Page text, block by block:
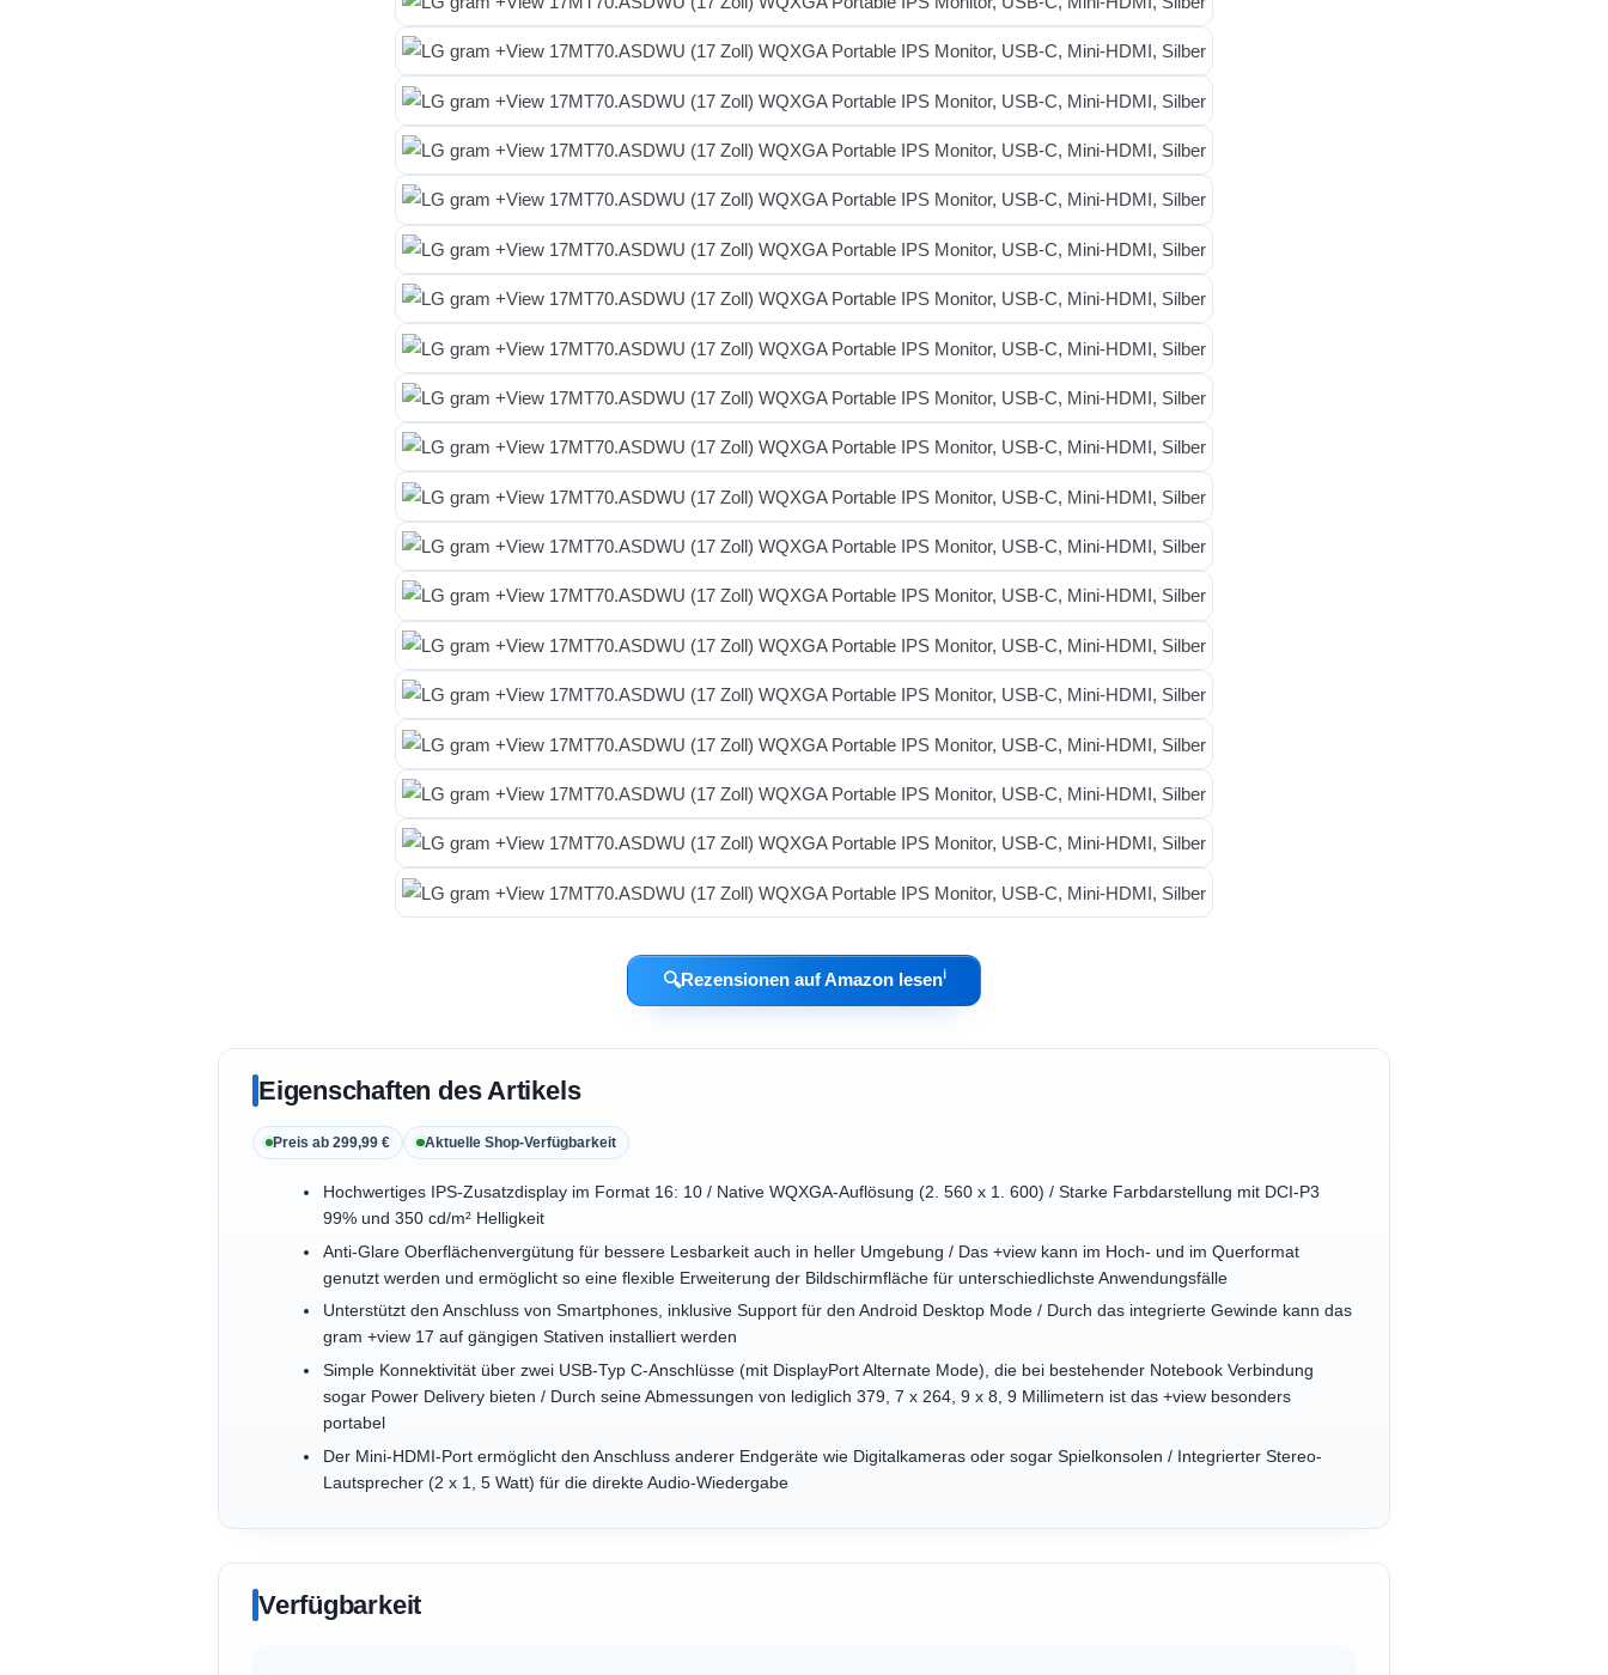
🔍Rezensionen auf Amazon lesenℹ︎
Eigenschaften des Artikels
Preis ab 299,99 € Aktuelle Shop-Verfügbarkeit
Hochwertiges IPS-Zusatzdisplay im Format 16: 10 / Native WQXGA-Auflösung (2. 560 x 1. 600) / Starke Farbdarstellung mit DCI-P3
99% und 350 cd/m² Helligkeit
Anti-Glare Oberflächenvergütung für bessere Lesbarkeit auch in heller Umgebung / Das +view kann im Hoch- und im Querformat
genutzt werden und ermöglicht so eine flexible Erweiterung der Bildschirmfläche für unterschiedlichste Anwendungsfälle
Unterstützt den Anschluss von Smartphones, inklusive Support für den Android Desktop Mode / Durch das integrierte Gewinde kann das
gram +view 17 auf gängigen Stativen installiert werden
Simple Konnektivität über zwei USB-Typ C-Anschlüsse (mit DisplayPort Alternate Mode), die bei bestehender Notebook Verbindung
sogar Power Delivery bieten / Durch seine Abmessungen von lediglich 379, 7 x 264, 9 x 8, 9 Millimetern ist das +view besonders
portabel
Der Mini-HDMI-Port ermöglicht den Anschluss anderer Endgeräte wie Digitalkameras oder sogar Spielkonsolen / Integrierter Stereo-
Lautsprecher (2 x 1, 5 Watt) für die direkte Audio-Wiedergabe
Verfügbarkeit